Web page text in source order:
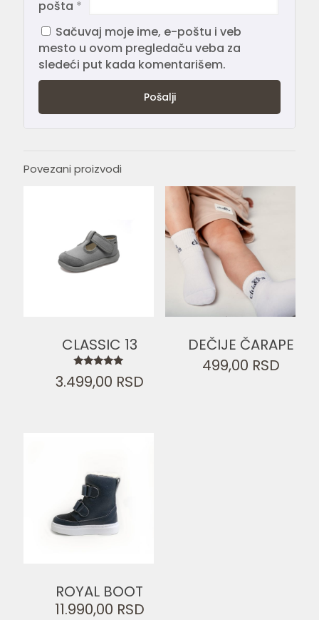
pošta *
Sačuvaj moje ime, e-poštu i veb
mesto u ovom pregledaču veba za
sledeći put kada komentarišem.
Povezani proizvodi
CLASSIC 13
Ocenjeno
sa
3.499,00 RSD
DEČIJE ČARAPE
499,00 RSD
ROYAL BOOT
11.990,00 RSD